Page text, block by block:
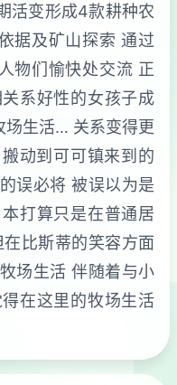
活变形成4款耕种农
据及矿山探索 通过
物们愉快处交流 正
系好性的女孩子成
场生活… 关系变得更
动到可可镇来到的
误必将 被误以为是
打算只是在普通居
比斯蒂的笑容方面
场生活 伴随着与小
在这里的牧场生活